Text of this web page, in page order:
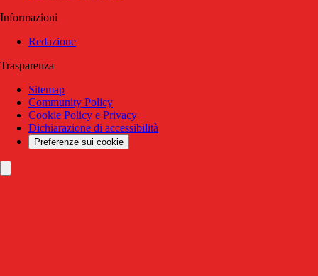
Informazioni
Redazione
Trasparenza
Sitemap
Community Policy
Cookie Policy e Privacy
Dichiarazione di accessibilità
Preferenze sui cookie